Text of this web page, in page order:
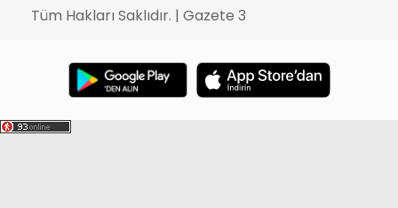
Tüm Hakları Saklıdır. | Gazete 3